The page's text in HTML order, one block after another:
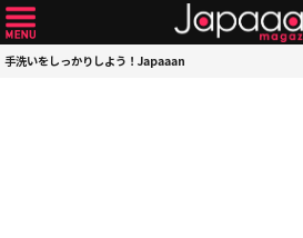
手洗いをしっかりしよう！Japaaan